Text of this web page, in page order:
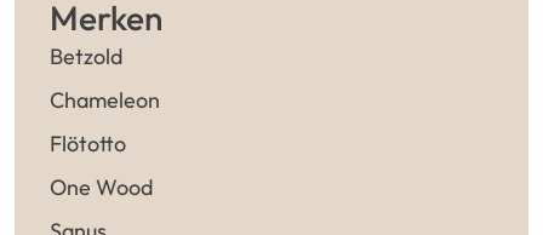
Merken
Betzold
Chameleon
Flötotto
One Wood